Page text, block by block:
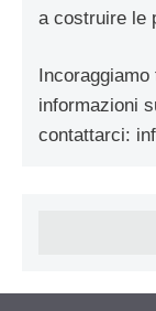
a costruire le
informazioni
contattarci: